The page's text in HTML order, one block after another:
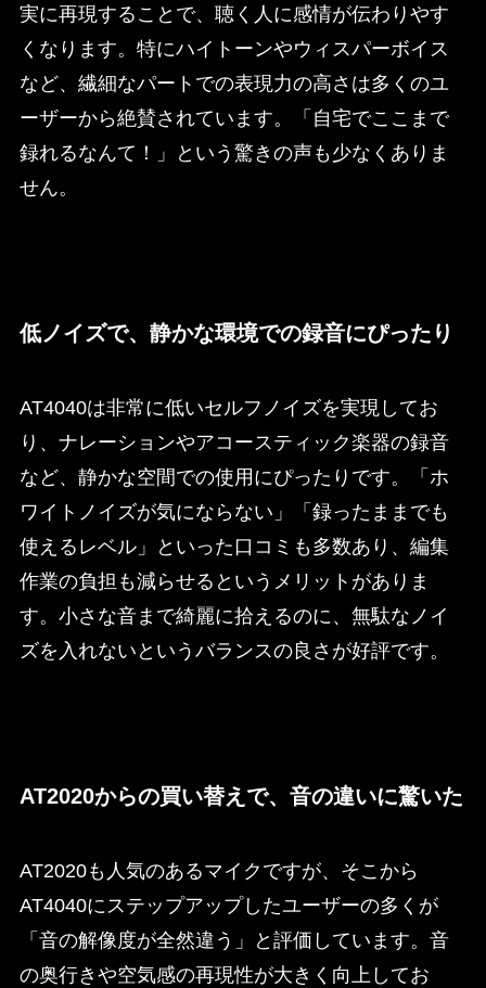
実に再現することで、聴く人に感情が伝わりやす
くなります。特にハイトーンやウィスパーボイス
など、繊細なパートでの表現力の高さは多くのユ
ーザーから絶賛されています。「自宅でここまで
録れるなんて！」という驚きの声も少なくありま
せん。
低ノイズで、静かな環境での録音にぴったり
AT4040は非常に低いセルフノイズを実現してお
り、ナレーションやアコースティック楽器の録音
など、静かな空間での使用にぴったりです。「ホ
ワイトノイズが気にならない」「録ったままでも
使えるレベル」といった口コミも多数あり、編集
作業の負担も減らせるというメリットがありま
す。小さな音まで綺麗に拾えるのに、無駄なノイ
ズを入れないというバランスの良さが好評です。
AT2020からの買い替えで、音の違いに驚いた
AT2020も人気のあるマイクですが、そこから
AT4040にステップアップしたユーザーの多くが
「音の解像度が全然違う」と評価しています。音
の奥行きや空気感の再現性が大きく向上してお